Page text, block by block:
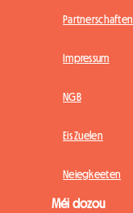
Partnerschaften
Impressum
NGB
Eis Zuelen
Neiegkeeten
Méi dozou